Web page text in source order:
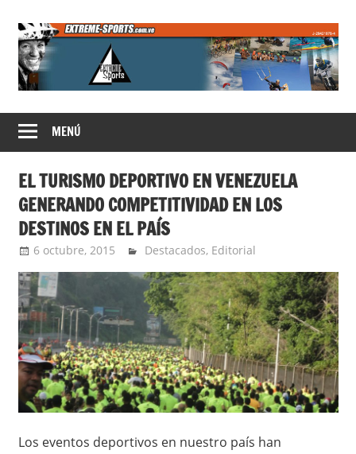
contenido
Extreme
Sports
MENÚ
EL TURISMO DEPORTIVO EN VENEZUELA
GENERANDO COMPETITIVIDAD EN LOS
DESTINOS EN EL PAÍS
6 octubre, 2015 Extreme Sports
Destacados, Editorial
Los eventos deportivos en nuestro país han